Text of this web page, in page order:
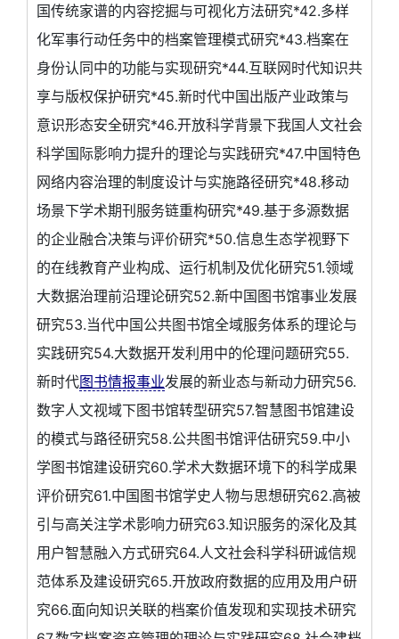
国传统家谱的内容挖掘与可视化方法研究*42.多样
化军事行动任务中的档案管理模式研究*43.档案在
身份认同中的功能与实现研究*44.互联网时代知识共
享与版权保护研究*45.新时代中国出版产业政策与
意识形态安全研究*46.开放科学背景下我国人文社会
科学国际影响力提升的理论与实践研究*47.中国特色
网络内容治理的制度设计与实施路径研究*48.移动
场景下学术期刊服务链重构研究*49.基于多源数据
的企业融合决策与评价研究*50.信息生态学视野下
的在线教育产业构成、运行机制及优化研究51.领域
大数据治理前沿理论研究52.新中国图书馆事业发展
研究53.当代中国公共图书馆全域服务体系的理论与
实践研究54.大数据开发利用中的伦理问题研究55.
新时代图书情报事业发展的新业态与新动力研究56.
数字人文视域下图书馆转型研究57.智慧图书馆建设
的模式与路径研究58.公共图书馆评估研究59.中小
学图书馆建设研究60.学术大数据环境下的科学成果
评价研究61.中国图书馆学史人物与思想研究62.高被
引与高关注学术影响力研究63.知识服务的深化及其
用户智慧融入方式研究64.人文社会科学科研诚信规
范体系及建设研究65.开放政府数据的应用及用户研
究66.面向知识关联的档案价值发现和实现技术研究